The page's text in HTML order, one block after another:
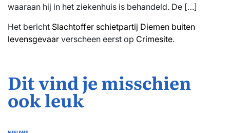
waaraan hij in het ziekenhuis is behandeld. De […]
Het bericht Slachtoffer schietpartij Diemen buiten
levensgevaar verscheen eerst op Crimesite.
Dit vind je misschien
ook leuk